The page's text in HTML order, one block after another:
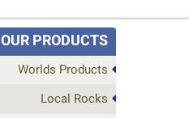
OUR PRODUCTS
Worlds Products
Local Rocks